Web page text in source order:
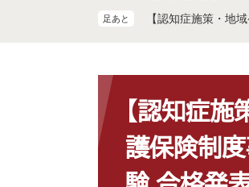
【認知症施策・地
文
【認知症
護保険制度